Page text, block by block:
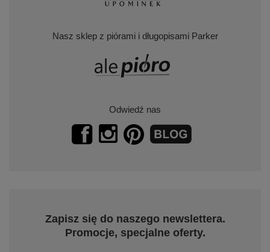
Nasz sklep z piórami i długopisami Parker
Odwiedź nas
Zapisz się do naszego newslettera.
Promocje, specjalne oferty.